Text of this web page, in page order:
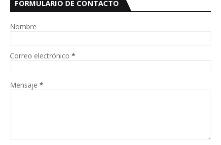
FORMULARIO DE CONTACTO
Nombre
Correo electrónico *
Mensaje *